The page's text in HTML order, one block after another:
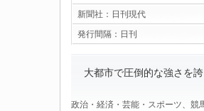
新聞社： 日刊現代
発行間隔： 日刊
大都市で圧倒的な強さを
政治・経済・芸能・スポーツ、競